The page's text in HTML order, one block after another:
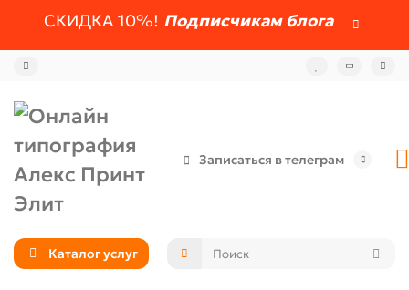
СКИДКА 10%! Подписчикам блога
Записаться в телеграм
Каталог услуг